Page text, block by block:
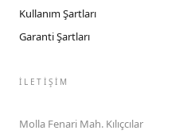
Kullanım Şartları
Garanti Şartları
İLETIŞIM
Molla Fenari Mah. Kılıçcılar